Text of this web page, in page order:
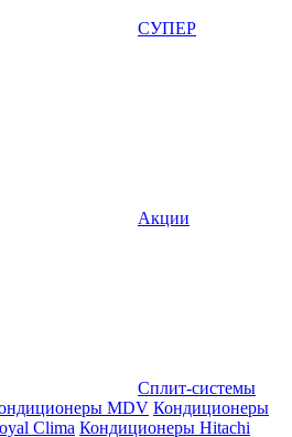
СУПЕР
Акции
Сплит-системы
MDV Кондиционеры
Clima Кондиционеры Hitachi